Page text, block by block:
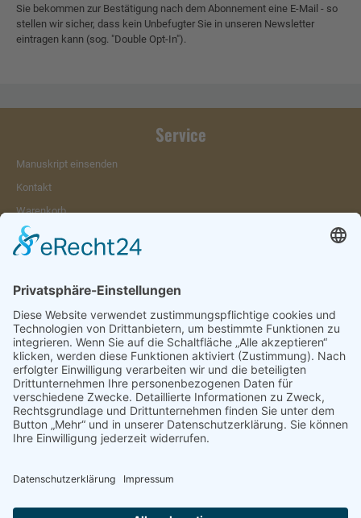
Sie bekommen zur Bestätigung nach dem Abonnement eine E-Mail - so
stellen wir sicher, dass kein Unbefugter Sie in unseren Newsletter
eintragen kann (sog. "Double Opt-In").
Service
Manuskript einsenden
Kontakt
Warenkorb
Konto
Merkzettel
Vertrag widerrufen
Informationen
Impressum & Disclaimer
AGB und Widerrufsrecht
Verpackung und Versand